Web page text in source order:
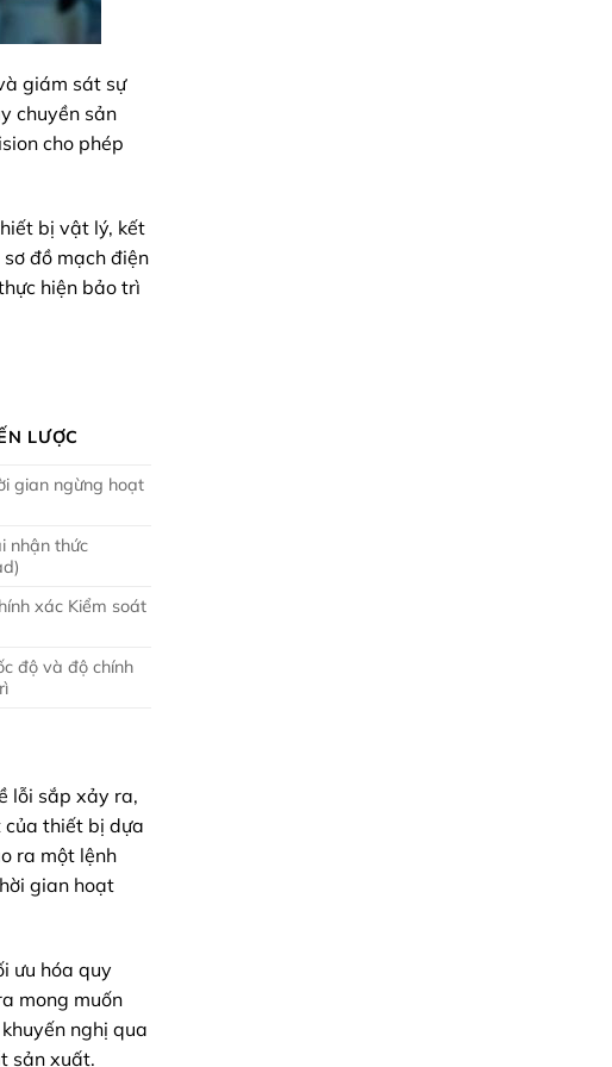
giám sát sự
chuyền sản
cho phép
bị vật lý, kết
đồ mạch điện
hiện bảo trì
LƯỢC
gian ngừng hoạt
nhận thức
xác Kiểm soát
độ và độ chính
lỗi sắp xảy ra,
của thiết bị dựa
ra một lệnh
gian hoạt
ưu hóa quy
mong muốn
nghị qua
sản xuất.